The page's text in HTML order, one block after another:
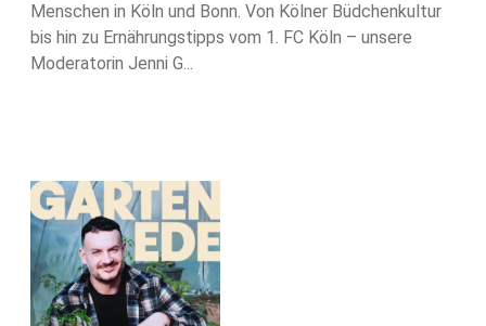
Menschen in Köln und Bonn. Von Kölner Büdchenkultur
bis hin zu Ernährungstipps vom 1. FC Köln – unsere
Moderatorin Jenni G...